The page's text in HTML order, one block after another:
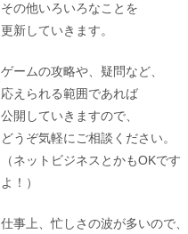
その他いろいろなことを
更新していきます。
ゲームの攻略や、疑問など、
応えられる範囲であれば
公開していきますので、
どうぞ気軽にご相談ください。
（ネットビジネスとかもOKです
よ！）
仕事上、忙しさの波が多いので、